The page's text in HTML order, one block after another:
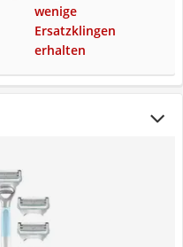
wenige
Ersatzklingen
erhalten